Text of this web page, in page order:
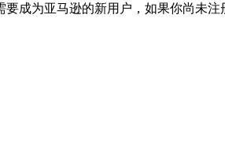
成为亚马逊的新用户，如果你尚未注